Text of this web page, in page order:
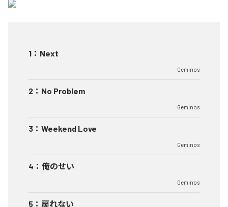
1 ： Next
Geminos
2 ： No Problem
Geminos
3 ： Weekend Love
Geminos
4 ： 俺のせい
Geminos
5 ： 戻れない